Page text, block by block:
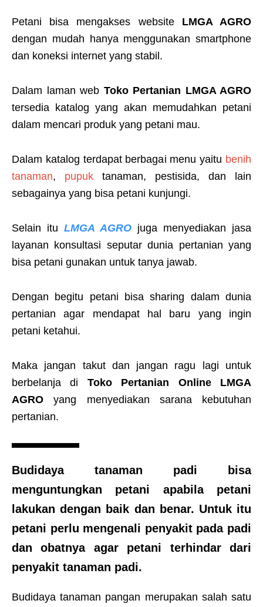
Petani bisa mengakses website LMGA AGRO
dengan mudah hanya menggunakan smartphone
dan koneksi internet yang stabil.
Dalam laman web Toko Pertanian LMGA AGRO
tersedia katalog yang akan memudahkan petani
dalam mencari produk yang petani mau.
Dalam katalog terdapat berbagai menu yaitu benih
tanaman, pupuk tanaman, pestisida, dan lain
sebagainya yang bisa petani kunjungi.
Selain itu LMGA AGRO juga menyediakan jasa
layanan konsultasi seputar dunia pertanian yang
bisa petani gunakan untuk tanya jawab.
Dengan begitu petani bisa sharing dalam dunia
pertanian agar mendapat hal baru yang ingin
petani ketahui.
Maka jangan takut dan jangan ragu lagi untuk
berbelanja di Toko Pertanian Online LMGA
AGRO yang menyediakan sarana kebutuhan
pertanian.
Budidaya tanaman padi bisa
menguntungkan petani apabila petani
lakukan dengan baik dan benar. Untuk itu
petani perlu mengenali penyakit pada padi
dan obatnyaagar petani terhindar dari
penyakit tanaman padi.
Budidaya tanaman pangan merupakan salah satu